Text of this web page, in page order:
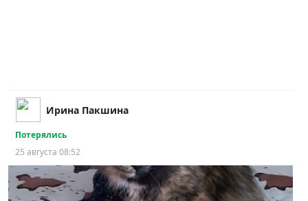
Ирина Пакшина
Потерялись
25 августа 08:52